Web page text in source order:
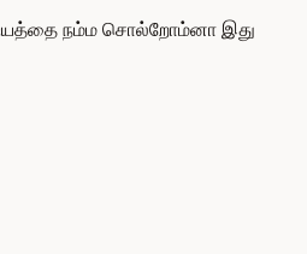
நம்ம சொல்றோம்னா இது